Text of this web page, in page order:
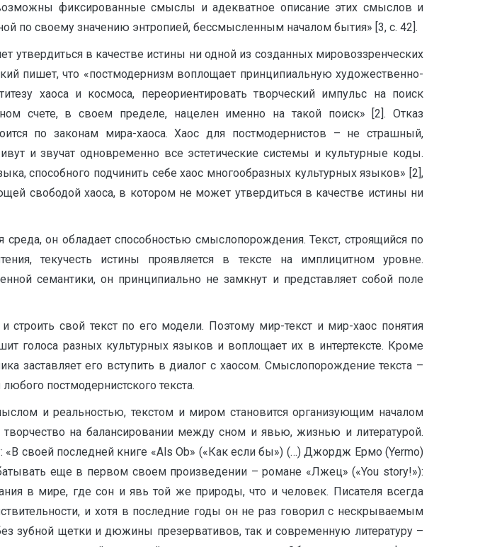
фиксированные смыслы и адекватное описание этих смыслов и
по своему значению энтропией, бессмысленным началом бытия» [3, с. 42].
утвердиться в качестве истины ни одной из созданных мировоззренческих
пишет, что «постмодернизм воплощает принципиальную художественно-
хаоса и космоса, переориентировать творческий импульс на поиск
счете, в своем пределе, нацелен именно на такой поиск» [2]. Отказ
по законам мира-хаоса. Хаос для постмодернистов – не страшный,
и звучат одновременно все эстетические системы и культурные коды.
способного подчинить себе хаос многообразных культурных языков» [2],
свободой хаоса, в котором не может утвердиться в качестве истины ни
он обладает способностью смыслопорождения. Текст, строящийся по
текучесть истины проявляется в тексте на имплицитном уровне.
семантики, он принципиально не замкнут и представляет собой поле
строить свой текст по его модели. Поэтому мир-текст и мир-хаос понятия
голоса разных культурных языков и воплощает их в интертексте. Кроме
заставляет его вступить в диалог с хаосом. Смыслопорождение текста –
постмодернистского текста.
и реальностью, текстом и миром становится организующим началом
на балансировании между сном и явью, жизнью и литературой.
«В своей последней книге «Als Ob» («Как если бы») (…) Джордж Ермо (Yermo)
еще в первом своем произведении – романе «Лжец» («You story!»):
в мире, где сон и явь той же природы, что и человек. Писателя всегда
и хотя в последние годы он не раз говорил с нескрываемым
зубной щетки и дюжины презервативов, так и современную литературу –